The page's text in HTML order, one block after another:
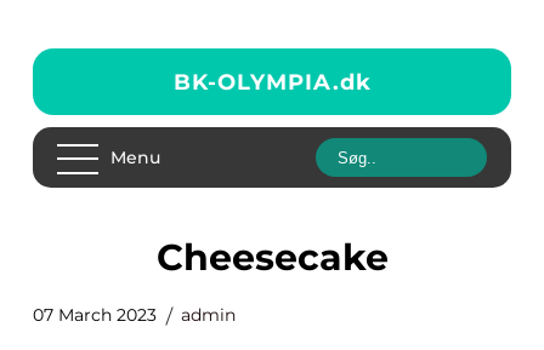
BK-OLYMPIA.dk
Menu
cheesecake
07 March 2023 admin